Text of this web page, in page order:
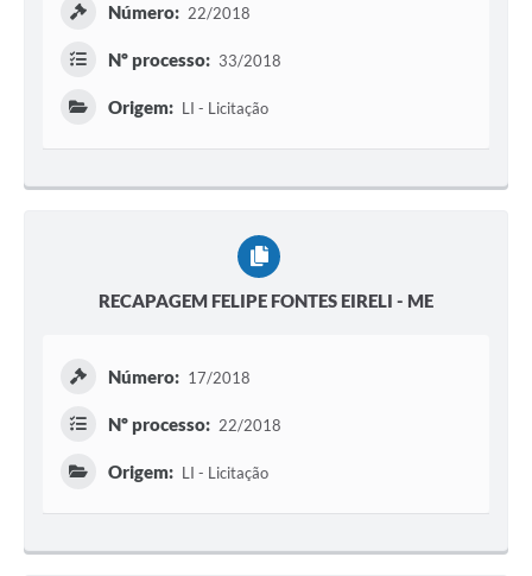
Número: 22/2018
Nº processo: 33/2018
Origem: LI - Licitação
RECAPAGEM FELIPE FONTES EIRELI - ME
Número: 17/2018
Nº processo: 22/2018
Origem: LI - Licitação